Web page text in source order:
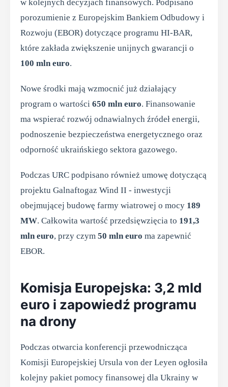
w kolejnych decyzjach finansowych. Podpisano
porozumienie z Europejskim Bankiem Odbudowy i
Rozwoju (EBOR) dotyczące programu HI-BAR,
które zakłada zwiększenie unijnych gwarancji o
100 mln euro.
Nowe środki mają wzmocnić już działający
program o wartości 650 mln euro. Finansowanie
ma wspierać rozwój odnawialnych źródeł energii,
podnoszenie bezpieczeństwa energetycznego oraz
odporność ukraińskiego sektora gazowego.
Podczas URC podpisano również umowę dotyczącą
projektu Galnaftogaz Wind II - inwestycji
obejmującej budowę farmy wiatrowej o mocy 189
MW. Całkowita wartość przedsięwzięcia to 191,3
mln euro, przy czym 50 mln euro ma zapewnić
EBOR.
Komisja Europejska: 3,2 mld
euro i zapowiedź programu
na drony
Podczas otwarcia konferencji przewodnicząca
Komisji Europejskiej Ursula von der Leyen ogłosiła
kolejny pakiet pomocy finansowej dla Ukrainy w